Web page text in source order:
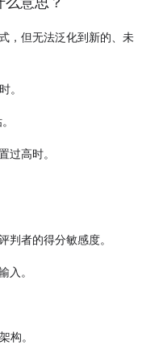
，但无法泛化到新的、未
。
过高时。
判者的得分敏感度。
入。
构。